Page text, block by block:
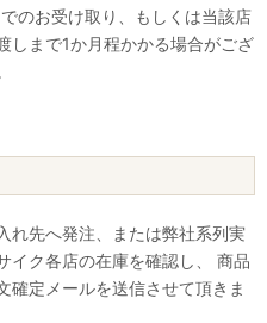
のお受け取り、もしくは当該店
しまで1か月程かかる場合がござ
れ先へ発注、または弊社系列実
イク各店の在庫を確認し、 商品
確定メールを送信させて頂きま